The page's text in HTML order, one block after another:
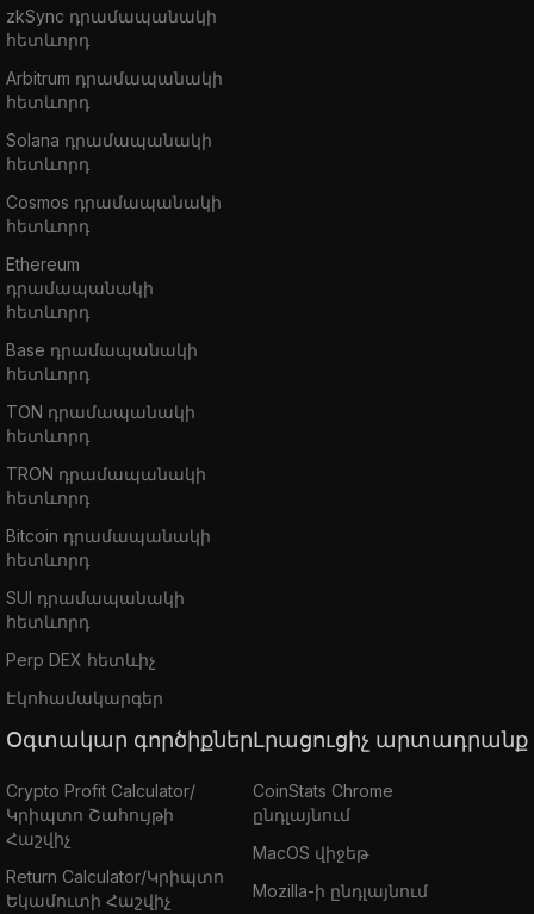
zkSync դրամապանակի
հետևորդ
Arbitrum դրամապանակի
հետևորդ
Solana դրամապանակի
հետևորդ
Cosmos դրամապանակի
հետևորդ
Ethereum
դրամապանակի
հետևորդ
Base դրամապանակի
հետևորդ
TON դրամապանակի
հետևորդ
TRON դրամապանակի
հետևորդ
Bitcoin դրամապանակի
հետևորդ
SUI դրամապանակի
հետևորդ
Perp DEX հետևիչ
Էկոհամակարգեր
Օգտակար գործիքներ
Crypto Profit Calculator/
Կրիպտո Շահույթի
Հաշվիչ
Return Calculator/Կրիպտո
Եկամուտի Հաշվիչ
Լրացուցիչ արտադրանք
CoinStats Chrome
ընդլայնում
MacOS վիջեթ
Mozilla-ի ընդլայնում